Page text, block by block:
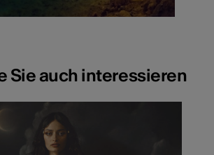
Sie auch interessieren